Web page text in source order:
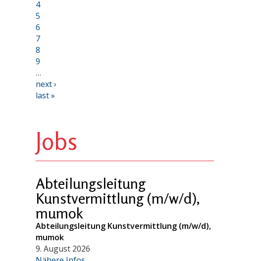
4
5
6
7
8
9
…
next ›
last »
Jobs
Abteilungsleitung
Kunstvermittlung (m/w/d),
mumok
Abteilungsleitung Kunstvermittlung (m/w/d),
mumok
9. August 2026